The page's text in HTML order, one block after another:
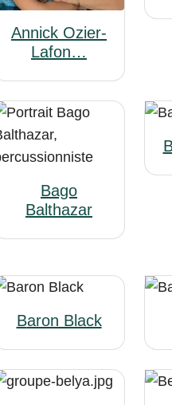
Annick Ozier-
Lafon…
Bago
Balthazar
Baron Black